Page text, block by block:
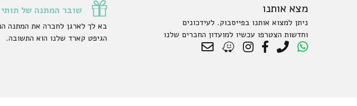
מצא אותנו
ניתן למצוא אותנו בפייסבוק. לעידכונים
וחדשות הצטרפו עכשיו למועדון החברים שלנו
שובר המתנה של תותי
בא לך לארגן לחברה את המתנה
הגיפט קארד שלנו הוא התשובה.